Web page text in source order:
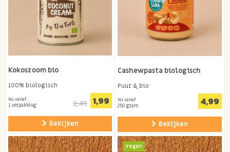
Kokosroom bio
100% biologisch
Nu vanaf
1 verpakking 2,45 1,99
Bekijken
Cashewpasta biologisch
Puur & bio
Nu vanaf
250 gram 4,99
Bekijken
Vegan